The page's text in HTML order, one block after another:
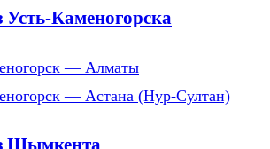
Усть-Каменогорска
— Алматы
— Астана (Нур-Султан)
Шымкента